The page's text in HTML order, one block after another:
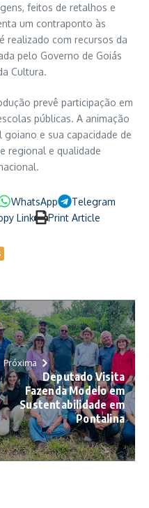
feitos de retalhos e
um contraponto às
realizado com recursos da
pelo Governo de Goiás
Cultura.
prevê participação em
públicas. A animação
e sua capacidade de
regional e qualidade
WhatsApp
Telegram
Link Print Article
Próxima
Deputado Visita
Fazenda Modelo em
Sustentabilidade em
Pontalina